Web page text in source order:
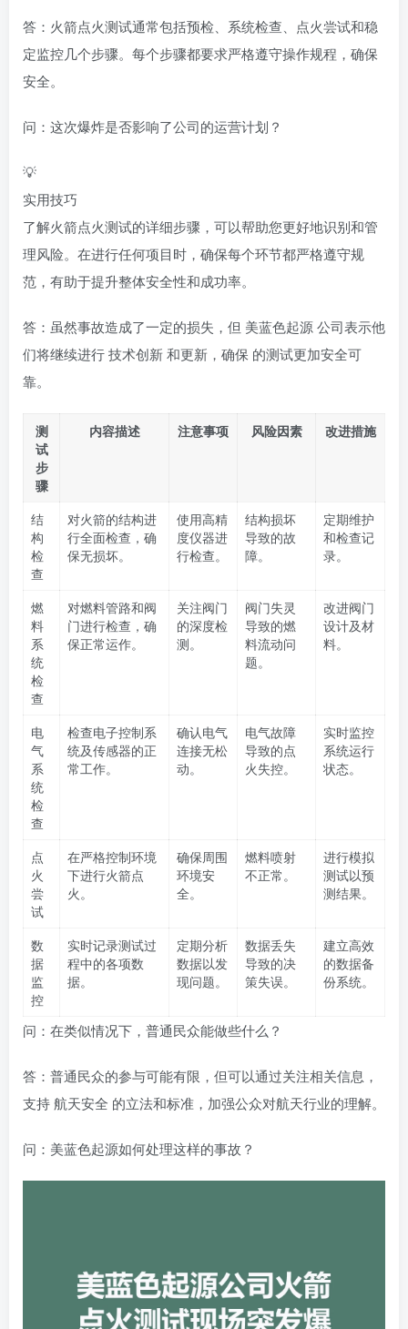
答：火箭点火测试通常包括预检、系统检查、点火尝试和稳
定监控几个步骤。每个步骤都要求严格遵守操作规程，确保
安全。
问：这次爆炸是否影响了公司的运营计划？
💡
实用技巧
了解火箭点火测试的详细步骤，可以帮助您更好地识别和管
理风险。在进行任何项目时，确保每个环节都严格遵守规
范，有助于提升整体安全性和成功率。
答：虽然事故造成了一定的损失，但 美蓝色起源公司表示他
们将继续进行技术创新和更新，确保 的测试更加安全可
靠。
测
试
步
骤
内容描述 注意事项 风险因素 改进措施
结
构
检
查
对火箭的结构进
行全面检查，确
保无损坏。
使用高精
度仪器进
行检查。
结构损坏
导致的故
障。
定期维护
和检查记
录。
燃
料
系
统
检
查
对燃料管路和阀
门进行检查，确
保正常运作。
关注阀门
的深度检
测。
阀门失灵
导致的燃
料流动问
题。
改进阀门
设计及材
料。
电
气
系
统
检
查
检查电子控制系
统及传感器的正
常工作。
确认电气
连接无松
动。
电气故障
导致的点
火失控。
实时监控
系统运行
状态。
点
火
尝
试
在严格控制环境
下进行火箭点
火。
确保周围
环境安
全。
燃料喷射
不正常。
进行模拟
测试以预
测结果。
数
据
监
控
实时记录测试过
程中的各项数
据。
定期分析
数据以发
现问题。
数据丢失
导致的决
策失误。
建立高效
的数据备
份系统。
问：在类似情况下，普通民众能做些什么？
答：普通民众的参与可能有限，但可以通过关注相关信息，
支持航天安全 的立法和标准，加强公众对航天行业的理解。
问：美蓝色起源如何处理这样的事故？